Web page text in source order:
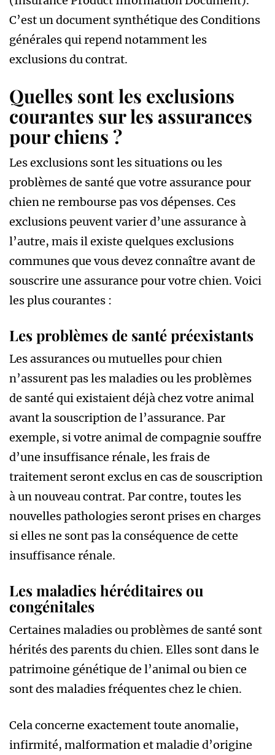
C’est un document synthétique des Conditions
générales qui repend notamment les
exclusions du contrat.
Quelles sont les exclusions
courantes sur les assurances
pour chiens ?
Les exclusions sont les situations ou les
problèmes de santé que votre assurance pour
chien ne rembourse pas vos dépenses. Ces
exclusions peuvent varier d’une assurance à
l’autre, mais il existe quelques exclusions
communes que vous devez connaître avant de
souscrire une assurance pour votre chien. Voici
les plus courantes :
Les problèmes de santé préexistants
Les assurances ou mutuelles pour chien
n’assurent pas les maladies ou les problèmes
de santé qui existaient déjà chez votre animal
avant la souscription de l’assurance. Par
exemple, si votre animal de compagnie souffre
d’une insuffisance rénale, les frais de
traitement seront exclus en cas de souscription
à un nouveau contrat. Par contre, toutes les
nouvelles pathologies seront prises en charges
si elles ne sont pas la conséquence de cette
insuffisance rénale.
Les maladies héréditaires ou
congénitales
Certaines maladies ou problèmes de santé sont
hérités des parents du chien. Elles sont dans le
patrimoine génétique de l’animal ou bien ce
sont des maladies fréquentes chez le chien.
Cela concerne exactement toute anomalie,
infirmité, malformation et maladie d’origine